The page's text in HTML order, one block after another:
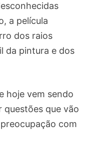
a película
dos raios
da pintura e dos
hoje vem sendo
questões que vão
com